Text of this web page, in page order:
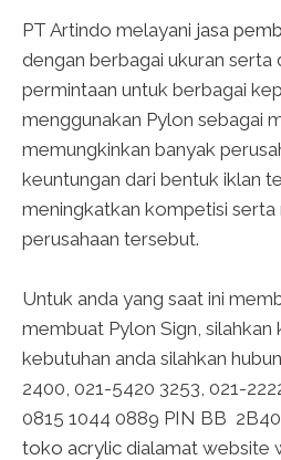
PT Artindo melayani jasa
dengan berbagai ukuran serta
permintaan untuk berbagai
menggunakan Pylon sebagai
memungkinkan banyak
keuntungan dari bentuk iklan
meningkatkan kompetisi serta
perusahaan tersebut.
Untuk anda yang saat ini
membuat Pylon Sign, silahkan
kebutuhan anda silahkan
2400, 021-5420 3253, 021-
0815 1044 0889 PIN BB
toko acrylic dialamat website